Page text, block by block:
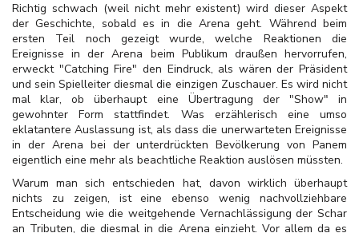
Richtig schwach (weil nicht mehr existent) wird dieser Aspekt
der Geschichte, sobald es in die Arena geht. Während beim
ersten Teil noch gezeigt wurde, welche Reaktionen die
Ereignisse in der Arena beim Publikum draußen hervorrufen,
erweckt "Catching Fire" den Eindruck, als wären der Präsident
und sein Spielleiter diesmal die einzigen Zuschauer. Es wird nicht
mal klar, ob überhaupt eine Übertragung der "Show" in
gewohnter Form stattfindet. Was erzählerisch eine umso
eklatantere Auslassung ist, als dass die unerwarteten Ereignisse
in der Arena bei der unterdrückten Bevölkerung von Panem
eigentlich eine mehr als beachtliche Reaktion auslösen müssten.
Warum man sich entschieden hat, davon wirklich überhaupt
nichts zu zeigen, ist eine ebenso wenig nachvollziehbare
Entscheidung wie die weitgehende Vernachlässigung der Schar
an Tributen, die diesmal in die Arena einzieht. Vor allem da es